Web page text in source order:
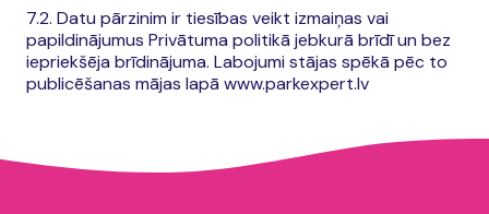
7.2. Datu pārzinim ir tiesības veikt izmaiņas vai
papildinājumus Privātuma politikā jebkurā brīdī un bez
iepriekšēja brīdinājuma. Labojumi stājas spēkā pēc to
publicēšanas mājas lapā www.parkexpert.lv